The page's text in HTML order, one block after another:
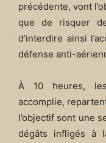
précédente, vont
que de risquer
d’interdire ainsi
défense anti-
À 10 heures,
accomplie,
l’objectif sont une
dégâts infligés à